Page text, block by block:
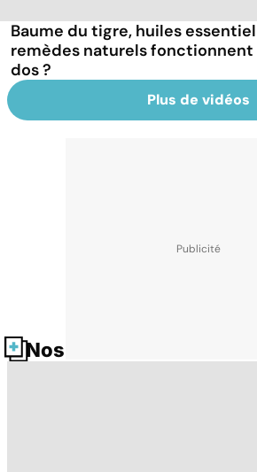
Baume du tigre, huiles
remèdes naturels
dos ?
Plus de vidéos
Nos fiches santé